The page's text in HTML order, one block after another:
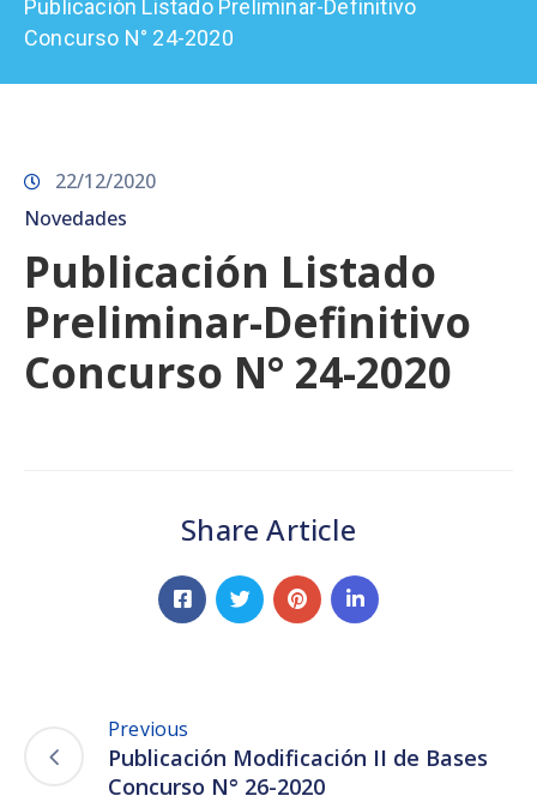
Prensa
Publicación Listado Preliminar-Definitivo
Concurso N° 24-2020
22/12/2020
Novedades
Publicación Listado
Preliminar-Definitivo
Concurso N° 24-2020
Share Article
Previous
Publicación Modificación II de Bases
Concurso N° 26-2020